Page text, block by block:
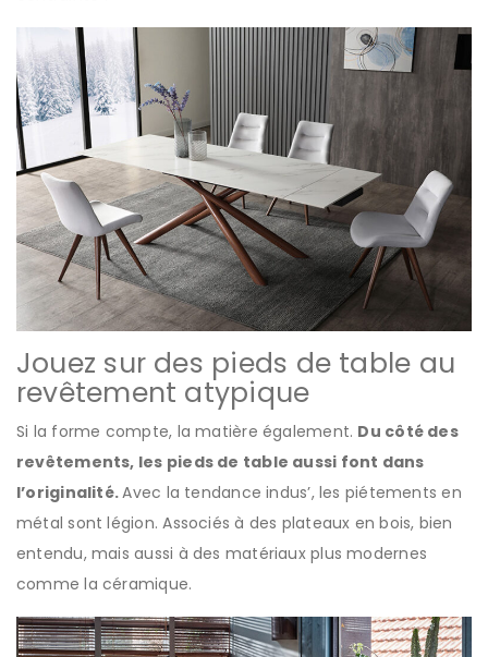
Jouez sur des pieds de table au
revêtement atypique
Si la forme compte, la matière également. Du côté des
revêtements, les pieds de table aussi font dans
l’originalité.Avec la tendance indus’, les piétements en
métal sont légion. Associés à des plateaux en bois, bien
entendu, mais aussi à des matériaux plus modernes
comme la céramique.